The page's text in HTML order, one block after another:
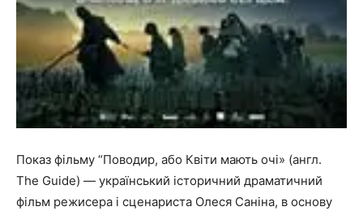
Показ фільму “Поводир, або Квіти мають очі» (англ.
The Guide) — український історичний драматичний
фільм режисера і сценариста Олеся Саніна, в основу